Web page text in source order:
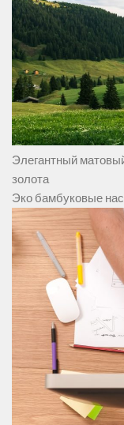
Элегантный
золота
Эко бамбуковые